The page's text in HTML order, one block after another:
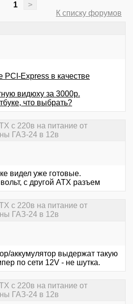
1
>
К списку форумов
PCI-Express в качестве
видюху за 3000р.
что выбрать?
с 220в на питание от
ГАЗ-24 в 12в
видел уже готовые.
с другой АТХ разъем
с 220в на питание от
ГАЗ-24 в 12в
аккумулятор выдержат такую
по сети 12V - не шутка.
с 220в на питание от
ГАЗ-24 в 12в